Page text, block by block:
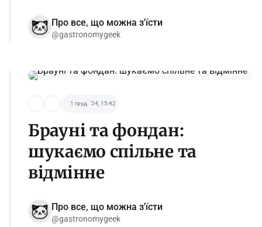
Про все, що можна з'їсти
@gastronomygeek
1 груд. '24, 15:42
Брауні та фондан:
шукаємо спільне та
відмінне
Про все, що можна з'їсти
@gastronomygeek